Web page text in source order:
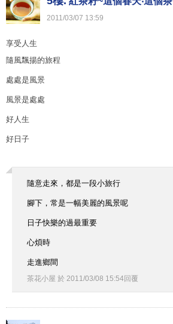
2011/03/07 13:59
享受人生
隨風飄揚的旅程
處處是風景
風景是處處
好人生
好日子
隨意走來，都是一段小旅行
腳下，常是一幅美麗的風景呢
日子快樂的過最重要
心煩時
走進鄉間
茶花小屋 於 2011/03/08 15:54回覆